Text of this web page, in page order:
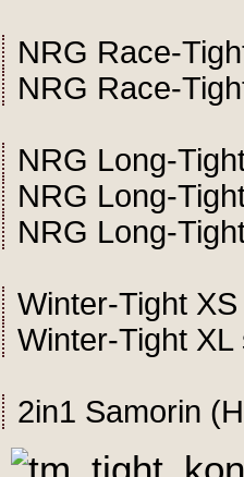
NRG Race-
NRG Race-
NRG Long-
NRG Long-
NRG Long-
Winter-Tight
Winter-Tight
2in1 Samorin